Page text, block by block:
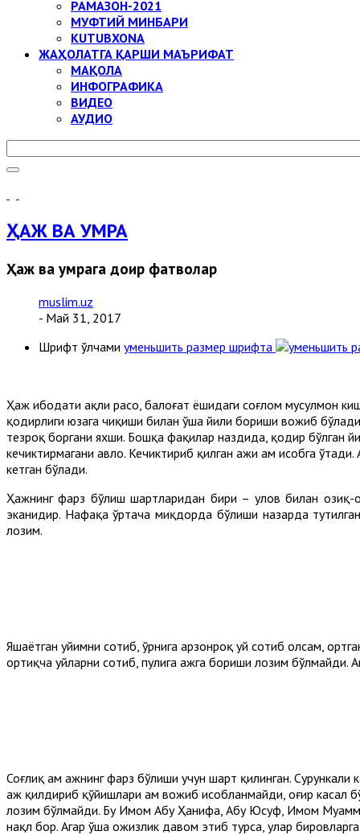
РАМАЗОН-2021
МУФТИЙ МИНБАРИ
KUTUBXONA
ЖАҲОЛАТГА ҚАРШИ МАЪРИФАТ
МАҚОЛА
ИНФОГРАФИКА
ВИДЕО
АУДИО
ҲАЖ ВА УМРА
Ҳаж ва умрага доир фатволар
muslim.uz
- Май 31, 2017
Шрифт ўлчами уменьшить размер шрифта
Ҳаж ибодати ақли расо, балоғат ёшидаги соғлом мусулмон
қодирлиги юзага чиқиши билан ўша йили бориши вожиб
тезроқ боргани яхши. Бошқа фақиҳлар наздида, қодир бўлган
кечиктирмагани авло. Кечиктириб қилган ҳажи ҳам ҳисобга
кетган бўлади.
Ҳажнинг фарз бўлиш шартларидан бири – улов билан озиқ-
эканидир. Нафақа ўртача миқдорда бўлиши назарда
лозим.
Яшаётган уйимни сотиб, ўрнига арзонроқ уй сотиб олсам,
ортиқча уйларни сотиб, пулига ҳажга бориши лозим бўлмайди.
Соғлиқ ҳам ҳажнинг фарз бўлиши учун шарт қилинган.
ҳаж қилдириб қўйишлари ҳам вожиб ҳисобланмайди, оғир касал
лозим бўлмайди. Бу Имом Абу Ҳанифа, Абу Юсуф, Имом
нақл бор. Агар ўша ожизлик давом этиб турса, улар